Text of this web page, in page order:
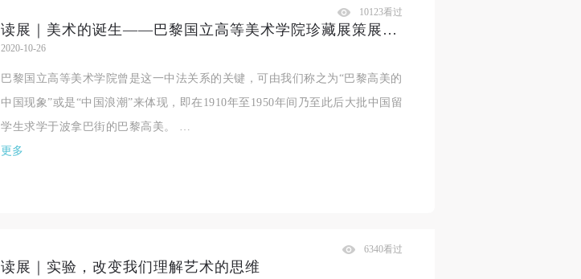
读展｜美术的诞生——巴黎国立高等美术学院珍藏展策展手记
2020-10-26
10123看过
巴黎国立高等美术学院曾是这一中法关系的关键，可由我们称之为“巴黎高美的
中国现象”或是“中国浪潮”来体现，即在1910年至1950年间乃至此后大批中国留
学生求学于波拿巴街的巴黎高美。 …
更多
读展｜实验，改变我们理解艺术的思维
6340看过
登录